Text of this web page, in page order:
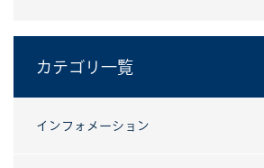
カテゴリ一覧
インフォメーション